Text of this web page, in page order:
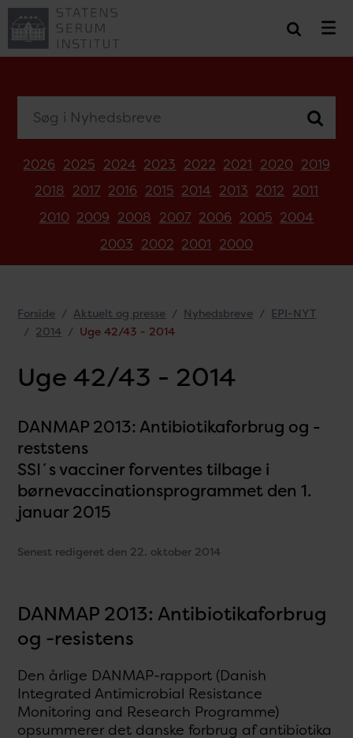
2026 2025 2024 2023 2022 2021 2020 2019
2018 2017 2016 2015 2014 2013 2012 2011
2010 2009 2008 2007 2006 2005 2004
2003 2002 2001 2000
Forside Aktuelt og presse Nyhedsbreve
EPI-NYT
2014
Uge 42/43 - 2014
Uge 42/43 - 2014
DANMAP 2013: Antibiotikaforbrug og -
reststens
SSI´s vacciner forventes tilbage i
børnevaccinationsprogrammet den 1.
januar 2015
Senest redigeret den 22. oktober 2014
DANMAP 2013: Antibiotikaforbrug
og -resistens
Den årlige DANMAP-rapport (Danish
Integrated Antimicrobial Resistance
Monitoring and Research Programme)
opsummerer det danske forbrug af antibiotika